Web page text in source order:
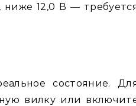
ниже 12,0 В —
состояние.
вилку или